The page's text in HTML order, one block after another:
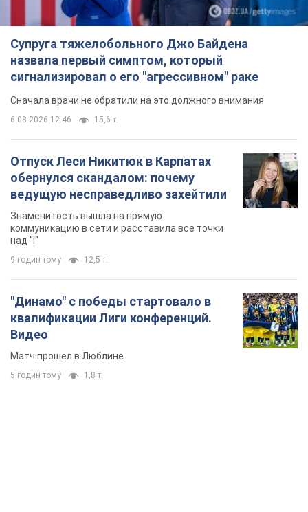
Супруга тяжелобольного Джо Байдена
назвала первый симптом, который
сигнализировал о его "агрессивном" раке
Сначала врачи не обратили на это должного внимания
6.08.2026 12:46 15,6 т.
Отпуск Леси Никитюк в Карпатах
обернулся скандалом: почему
ведущую несправедливо захейтили
Знаменитость вышла на прямую
коммуникацию в сети и расставила все точки
над "i"
9 годин тому 12,5 т.
"Динамо" с победы стартовало в
квалификации Лиги конференций.
Видео
Матч прошел в Люблине
5 годин тому 1,8 т.